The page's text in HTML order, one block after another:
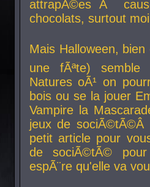
attrapÃ©es Ã
chocolats, surtout
Mais Halloween, bien
une fÃªte) semble
Natures oÃ¹ on
bois ou se la jouer
Vampire la
jeux de
petit article pour
de sociÃ©tÃ©
espÃ¨re qu'elle va